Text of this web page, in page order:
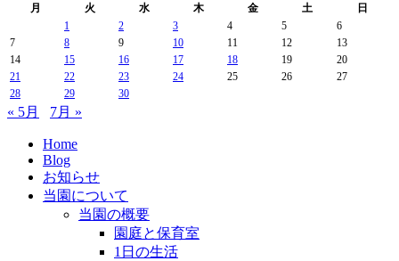
月 火 水 木 金 土
日
1
2 3 4 5
6
7
8 9 10 11 12
13
14
15 16 17 18 19
20
21
22 23 24 25 26
27
28
29 30
« 5月 7月 »
Home
Blog
お知らせ
当園について
当園の概要
園庭と保育室
1日の生活